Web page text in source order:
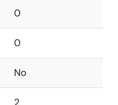
0
0
No
2